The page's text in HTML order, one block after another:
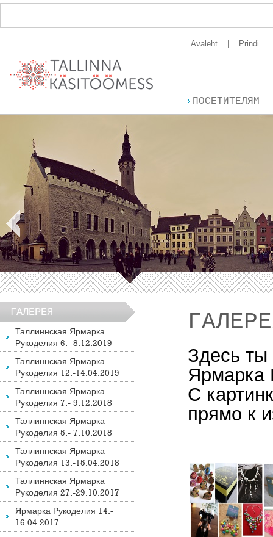
Avaleht Prindi
ПОСЕТИТЕЛЯМ
ГАЛЕРЕЯ
Таллиннская Ярмарка
Рукоделия 6.- 8.12.2019
Таллиннская Ярмарка
Рукоделия 12.-14.04.2019
Таллиннская Ярмарка
Рукоделия 7.- 9.12.2018
Таллиннская Ярмарка
Рукоделия 5.- 7.10.2018
Таллиннская Ярмарка
Рукоделия 13.-15.04.2018
Таллиннская Ярмарка
Рукоделия 27.-29.10.2017
Ярмарка Рукоделия 14.-
16.04.2017.
Здесь ты
Ярмарка
С
прямо к